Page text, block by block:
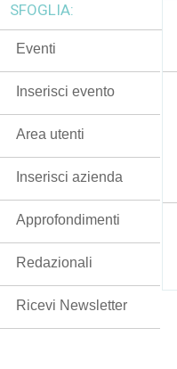
SFOGLIA:
Eventi
Inserisci evento
Area utenti
Inserisci azienda
Approfondimenti
Redazionali
Ricevi Newsletter